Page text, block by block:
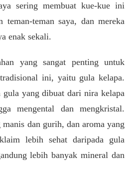
sering membuat kue-kue ini
teman-teman saya, dan mereka
enak sekali.
yang sangat penting untuk
ini, yaitu gula kelapa.
gula yang dibuat dari nira kelapa
mengental dan mengkristal.
dan gurih, dan aroma yang
lebih sehat daripada gula
lebih banyak mineral dan